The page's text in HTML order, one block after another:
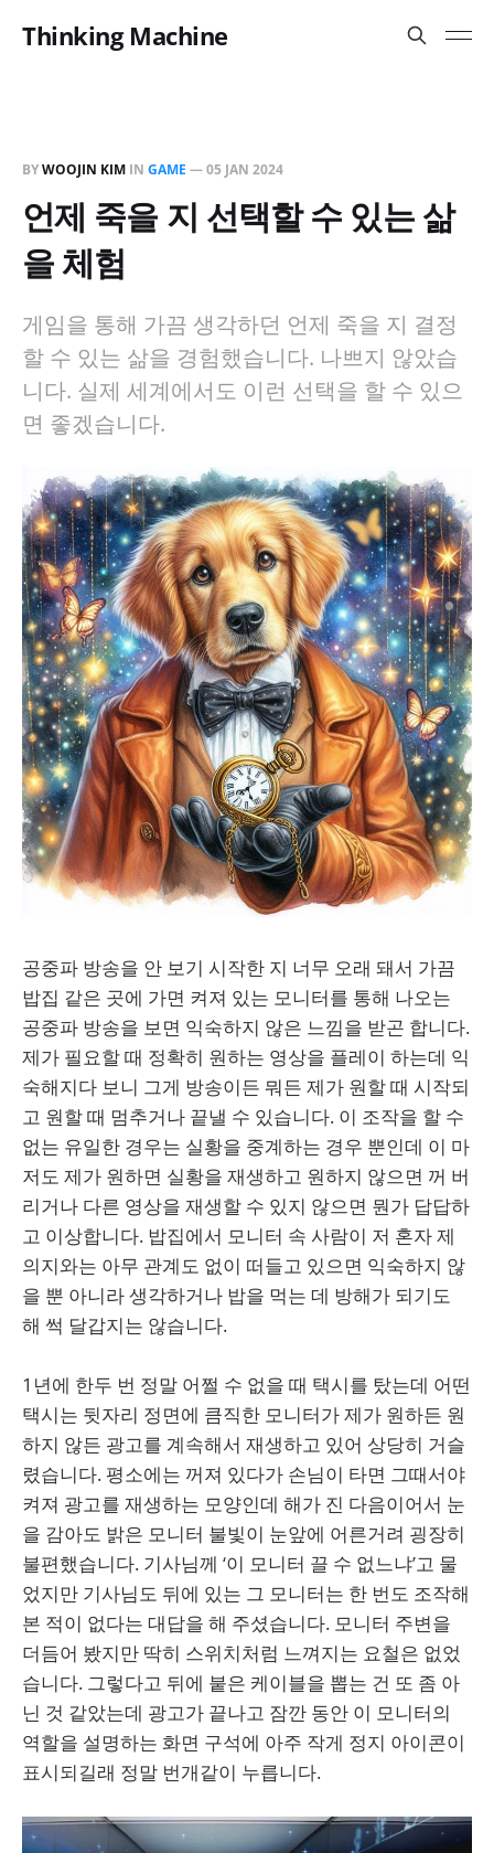
Thinking Machine
BYWOOJIN KIM IN GAME —05 JAN 2024
언제 죽을 지 선택할 수 있는 삶
을 체험
게임을 통해 가끔 생각하던 언제 죽을 지 결정
할 수 있는 삶을 경험했습니다. 나쁘지 않았습
니다. 실제 세계에서도 이런 선택을 할 수 있으
면 좋겠습니다.
공중파 방송을 안 보기 시작한 지 너무 오래 돼서 가끔
밥집 같은 곳에 가면 켜져 있는 모니터를 통해 나오는
공중파 방송을 보면 익숙하지 않은 느낌을 받곤 합니다.
제가 필요할 때 정확히 원하는 영상을 플레이 하는데 익
숙해지다 보니 그게 방송이든 뭐든 제가 원할 때 시작되
고 원할 때 멈추거나 끝낼 수 있습니다. 이 조작을 할 수
없는 유일한 경우는 실황을 중계하는 경우 뿐인데 이 마
저도 제가 원하면 실황을 재생하고 원하지 않으면 꺼 버
리거나 다른 영상을 재생할 수 있지 않으면 뭔가 답답하
고 이상합니다. 밥집에서 모니터 속 사람이 저 혼자 제
의지와는 아무 관계도 없이 떠들고 있으면 익숙하지 않
을 뿐 아니라 생각하거나 밥을 먹는 데 방해가 되기도
해 썩 달갑지는 않습니다.
1년에 한두 번 정말 어쩔 수 없을 때 택시를 탔는데 어떤
택시는 뒷자리 정면에 큼직한 모니터가 제가 원하든 원
하지 않든 광고를 계속해서 재생하고 있어 상당히 거슬
렸습니다. 평소에는 꺼져 있다가 손님이 타면 그때서야
켜져 광고를 재생하는 모양인데 해가 진 다음이어서 눈
을 감아도 밝은 모니터 불빛이 눈앞에 어른거려 굉장히
불편했습니다. 기사님께 ‘이 모니터 끌 수 없느냐’고 물
었지만 기사님도 뒤에 있는 그 모니터는 한 번도 조작해
본 적이 없다는 대답을 해 주셨습니다. 모니터 주변을
더듬어 봤지만 딱히 스위치처럼 느껴지는 요철은 없었
습니다. 그렇다고 뒤에 붙은 케이블을 뽑는 건 또 좀 아
닌 것 같았는데 광고가 끝나고 잠깐 동안 이 모니터의
역할을 설명하는 화면 구석에 아주 작게 정지 아이콘이
표시되길래 정말 번개같이 누릅니다.